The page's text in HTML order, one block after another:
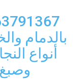
content
بالدمام
أنواع